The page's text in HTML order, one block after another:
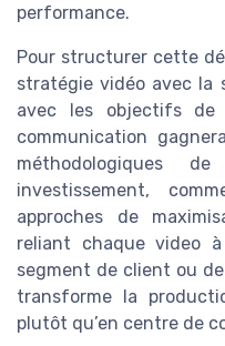
performance.
Pour structurer cette
stratégie vidéo avec la
avec les objectifs
communication
méthodologiques
investissement,
approches de
reliant chaque video
segment de client ou
transforme la
plutôt qu’en centre de